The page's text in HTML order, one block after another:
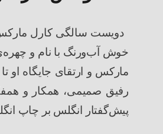
دویست سالگی کارل
خوش آب‌ورنگ با نام و چهره
مارکس و ارتقای جایگاه او
رفیق صمیمی، همکار و
پیش‌گفتار انگلس بر چاپ